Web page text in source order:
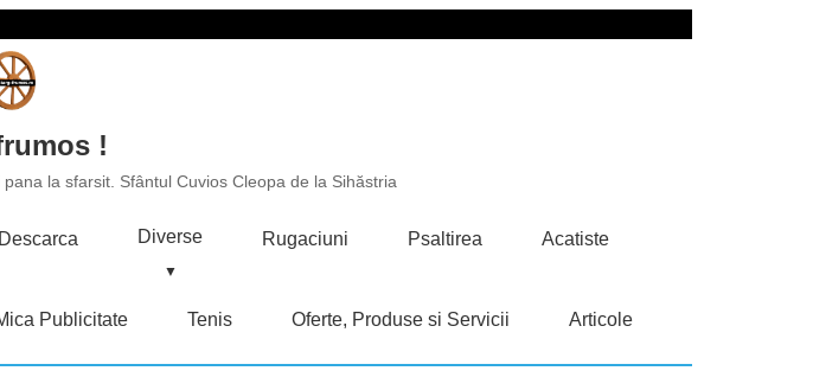
!
la sfarsit. Sfântul Cuvios Cleopa de la Sihăstria
Descarca Diverse Rugaciuni Psaltirea Acatiste
Publicitate Tenis Oferte, Produse si Servicii Articole